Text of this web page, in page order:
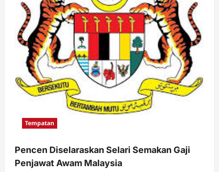
Tempatan
Pencen Diselaraskan Selari Semakan Gaji
Penjawat Awam Malaysia